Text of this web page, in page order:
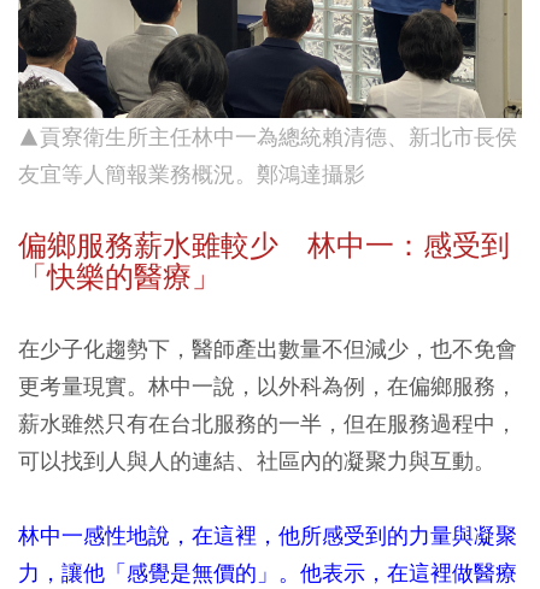
▲貢寮衛生所主任林中一為總統賴清德、新北市長侯
友宜等人簡報業務概況。鄭鴻達攝影
偏鄉服務薪水雖較少 林中一：感受到
「快樂的醫療」
在少子化趨勢下，醫師產出數量不但減少，也不免會
更考量現實。林中一說，以外科為例，在偏鄉服務，
薪水雖然只有在台北服務的一半，但在服務過程中，
可以找到人與人的連結、社區內的凝聚力與互動。
林中一感性地說，在這裡，他所感受到的力量與凝聚
力，讓他「感覺是無價的」。他表示，在這裡做醫療